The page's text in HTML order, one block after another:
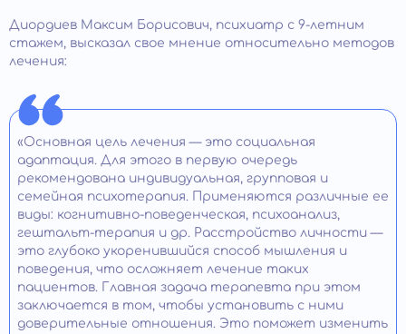
Диордиев Максим Борисович, психиатр с 9-летним
стажем, высказал свое мнение относительно методов
лечения:
«Основная цель лечения — это социальная
адаптация. Для этого в первую очередь
рекомендована индивидуальная, групповая и
семейная психотерапия. Применяются различные ее
виды: когнитивно-поведенческая, психоанализ,
гештальт-терапия и др. Расстройство личности —
это глубоко укоренившийся способ мышления и
поведения, что осложняет лечение таких
пациентов. Главная задача терапевта при этом
заключается в том, чтобы установить с ними
доверительные отношения. Это поможет изменить